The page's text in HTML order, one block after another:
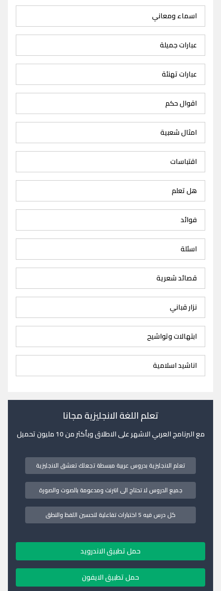
اسماء ومعاني
عبارات جميلة
عبارات تهنئة
اقوال حكم
امثال شعبية
اقتباسات
هل تعلم
فوائد
اسئلة
قصائد شعرية
نزار قباني
ابتهالات وتواشيح
اناشيد اسلامية
تعلم اللغة الانجليزية مجانا
مع البرنامج العربي الاشهر على الاطلاق وبأكثر من 10 مليون تحميل
تعلم الانجليزية بدروس عربية مبسطة تجعلك تعشق الانجليزية
جميع الدروس لا تحتاج الى انترنت ومدعومة بالصوت والصورة
كل درس فيه 5 اختبارات تفاعلية لتحسين اللفظ والنطق
حمل تطبيق الاندرويد
حمل تطبيق الايفون